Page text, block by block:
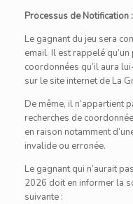
Processus de Notification :
Le gagnant du jeu sera
email. Il est rappelé
coordonnées qu’il aura
sur le site internet de La
De même, il n’appartient
recherches de
en raison notamment
invalide ou erronée.
Le gagnant qui n’aurait
2026 doit en informer la
suivante :